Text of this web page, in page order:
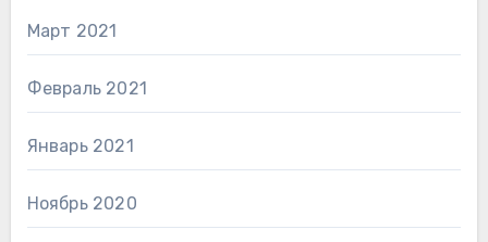
Март 2021
Февраль 2021
Январь 2021
Ноябрь 2020